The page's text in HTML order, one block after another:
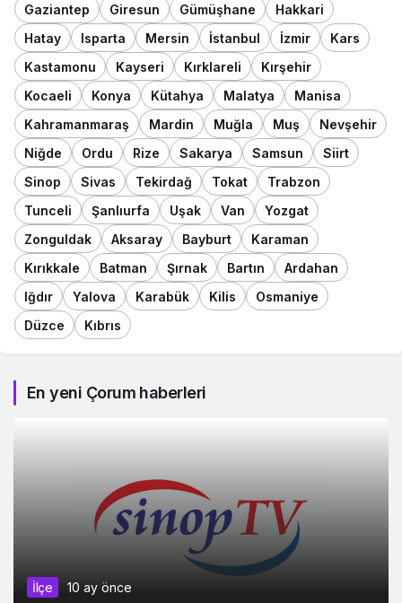
Gaziantep
Giresun Gümüşhane
Hakkari
Hatay
Isparta Mersin İstanbul İzmir
Kars
Kastamonu
Kayseri Kırklareli
Kırşehir
Kocaeli
Konya Kütahya Malatya
Manisa
Kahramanmaraş
Mardin Muğla Muş
Nevşehir
Niğde
Ordu Rize Sakarya Samsun
Siirt
Sinop
Sivas Tekirdağ Tokat
Trabzon
Tunceli
Şanlıurfa Uşak Van
Yozgat
Zonguldak
Aksaray Bayburt
Karaman
Kırıkkale
Batman Şırnak Bartın
Ardahan
Iğdır
Yalova Karabük Kilis
Osmaniye
Düzce
Kıbrıs
En yeni Çorum haberleri
İlçe 10 ay önce